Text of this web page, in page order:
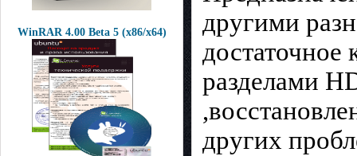
WinRAR 4.00 Beta 5 (x86/x64)
другими
достаточное
разделами
других